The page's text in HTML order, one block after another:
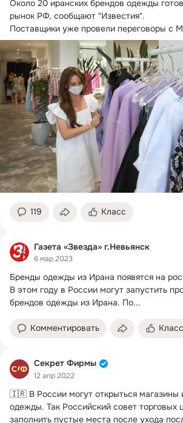
Около 20 иранских брендов одежды
рынок РФ, сообщают "Известия".
Поставщики уже провели переговоры с
119 Класс
Газета «Звезда» г.Невьянск
6 мар 2023
Бренды одежды из Ирана появятся на
В этом году в России могут запустить
брендов одежды из Ирана. По...
Комментировать Класс
Секрет Фирмы
12 апр 2022
🇮🇷 В России могут открыться магазины
одежды. Так Российский совет торговых
заполнить пустые места после ухода